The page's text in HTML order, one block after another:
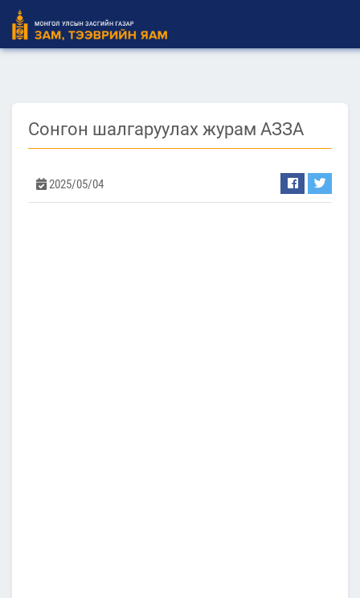
Сонгон шалгаруулах журам АЗЗА
2025/05/04